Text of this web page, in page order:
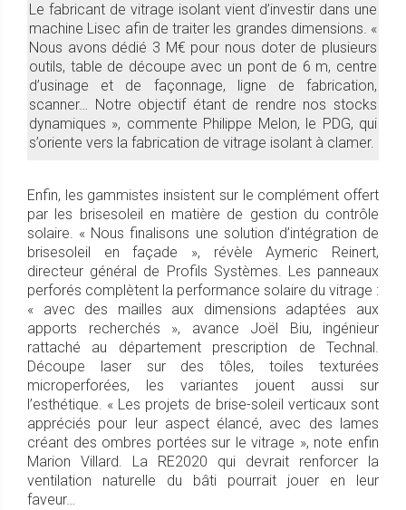
Le fabricant de vitrage isolant vient d’investir dans une
machine Lisec afin de traiter les grandes dimensions. «
Nous avons dédié 3 M€ pour nous doter de plusieurs
outils, table de découpe avec un pont de 6 m, centre
d’usinage et de façonnage, ligne de fabrication,
scanner… Notre objectif étant de rendre nos stocks
dynamiques », commente Philippe Melon, le PDG, qui
s’oriente vers la fabrication de vitrage isolant à clamer.
Enfin, les gammistes insistent sur le complément offert
par les brisesoleil en matière de gestion du contrôle
solaire. « Nous finalisons une solution d’intégration de
brisesoleil en façade », révèle Aymeric Reinert,
directeur général de Profils Systèmes. Les panneaux
perforés complètent la performance solaire du vitrage :
« avec des mailles aux dimensions adaptées aux
apports recherchés », avance Joël Biu, ingénieur
rattaché au département prescription de Technal.
Découpe laser sur des tôles, toiles texturées
microperforées, les variantes jouent aussi sur
l’esthétique. « Les projets de brise-soleil verticaux sont
appréciés pour leur aspect élancé, avec des lames
créant des ombres portées sur le vitrage », note enfin
Marion Villard. La RE2020 qui devrait renforcer la
ventilation naturelle du bâti pourrait jouer en leur
faveur…